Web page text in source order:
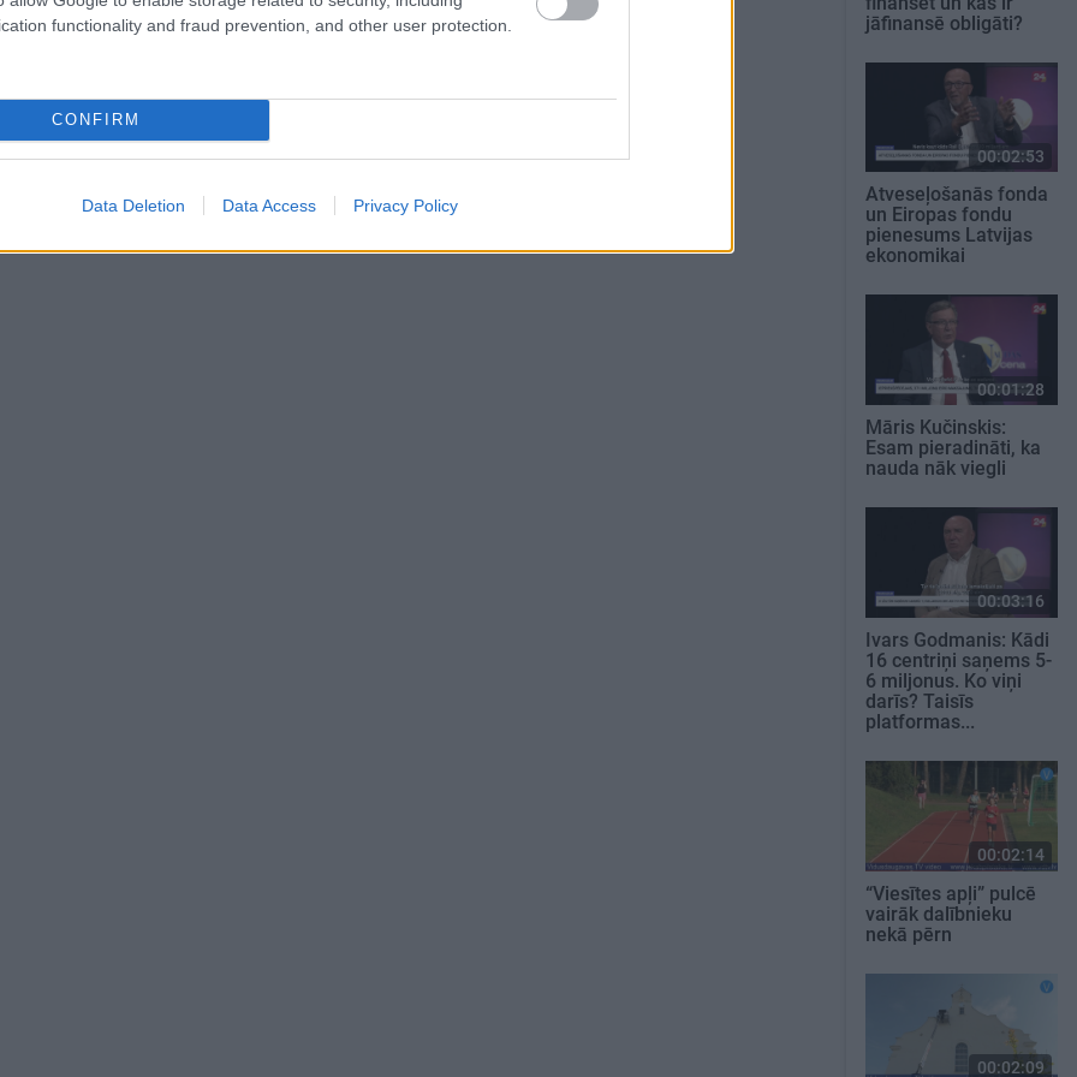
functionality and fraud prevention, and other user protection.
CONFIRM
Data Deletion Data Access Privacy Policy
jāfinansē obligāti?
00:02:53
Atveseļošanās fonda
un Eiropas fondu
pienesums Latvijas
ekonomikai
00:01:28
Māris Kučinskis:
Esam pieradināti, ka
nauda nāk viegli
00:03:16
Ivars Godmanis: Kādi
16 centriņi saņems 5-
6 miljonus. Ko viņi
darīs? Taisīs
platformas...
00:02:14
“Viesītes apļi” pulcē
vairāk dalībnieku
nekā pērn
00:02:09